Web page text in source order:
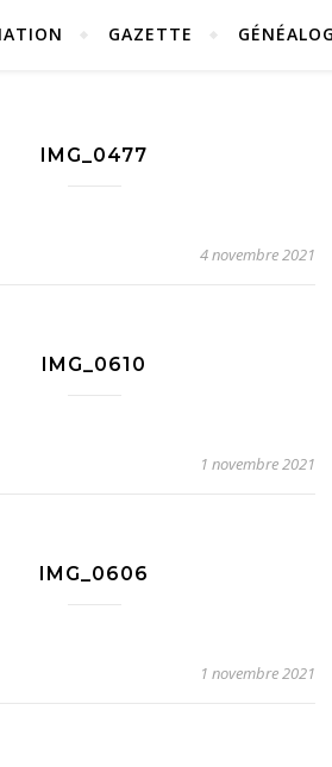
GAZETTE
IMG_0477
4 novembre 2021
IMG_0610
1 novembre 2021
IMG_0606
1 novembre 2021